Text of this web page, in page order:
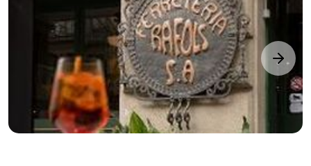
next